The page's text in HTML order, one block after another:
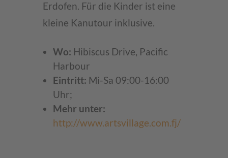
Erdofen. Für die Kinder ist eine
kleine Kanutour inklusive.
Wo: Hibiscus Drive, Pacific
Harbour
Eintritt: Mi-Sa 09:00-16:00
Uhr;
Mehr unter:
http://www.artsvillage.com.fj/